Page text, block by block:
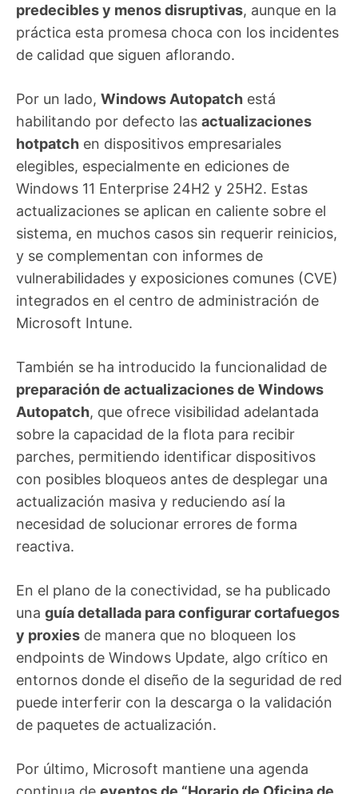
predecibles y menos disruptivas, aunque en la
práctica esta promesa choca con los incidentes
de calidad que siguen aflorando.
Por un lado, Windows Autopatch está
habilitando por defecto las actualizaciones
hotpatch en dispositivos empresariales
elegibles, especialmente en ediciones de
Windows 11 Enterprise 24H2 y 25H2. Estas
actualizaciones se aplican en caliente sobre el
sistema, en muchos casos sin requerir reinicios,
y se complementan con informes de
vulnerabilidades y exposiciones comunes (CVE)
integrados en el centro de administración de
Microsoft Intune.
También se ha introducido la funcionalidad de
preparación de actualizaciones de Windows
Autopatch, que ofrece visibilidad adelantada
sobre la capacidad de la flota para recibir
parches, permitiendo identificar dispositivos
con posibles bloqueos antes de desplegar una
actualización masiva y reduciendo así la
necesidad de solucionar errores de forma
reactiva.
En el plano de la conectividad, se ha publicado
una guía detallada para configurar cortafuegos
y proxies de manera que no bloqueen los
endpoints de Windows Update, algo crítico en
entornos donde el diseño de la seguridad de red
puede interferir con la descarga o la validación
de paquetes de actualización.
Por último, Microsoft mantiene una agenda